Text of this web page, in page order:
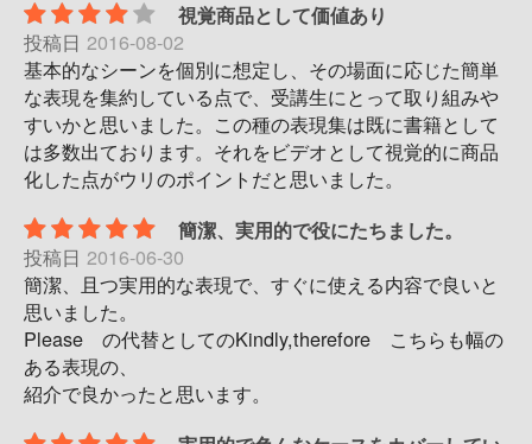
視覚商品として価値あり
投稿日 2016-08-02
基本的なシーンを個別に想定し、その場面に応じた簡単
な表現を集約している点で、受講生にとって取り組みや
すいかと思いました。この種の表現集は既に書籍として
は多数出ております。それをビデオとして視覚的に商品
化した点がウリのポイントだと思いました。
簡潔、実用的で役にたちました。
投稿日 2016-06-30
簡潔、且つ実用的な表現で、すぐに使える内容で良いと
思いました。
Please の代替としてのKindly,therefore こちらも幅の
ある表現の、
紹介で良かったと思います。